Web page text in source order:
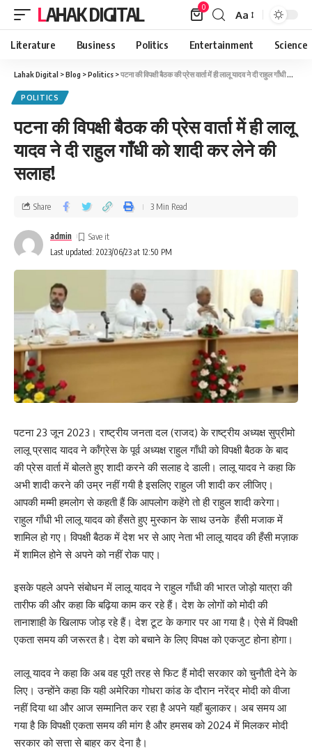
LAHAK DIGITAL 0
Aa
Literature Business Politics Entertainment Science
Lahak Digital >Blog >Politics >पटना की विपक्षी बैठक की प्रेस वार्ता में ही लालू यादव ने दी राहुल गाँधी को शादी कर लेने की सलाह!
POLITICS
पटना की विपक्षी बैठक की प्रेस वार्ता में ही लालू
यादव ने दी राहुल गाँधी को शादी कर लेने की
सलाह!
Last updated: 2023/06/23 at 12:50 PM
admin
Share 3 Min Read
पटना 23 जून 2023। राष्ट्रीय जनता दल (राजद) के राष्ट्रीय अध्यक्ष सुप्रीमो
लालू प्रसाद यादव ने कॉंग्रेस के पूर्व अध्यक्ष राहुल गाँधी को विपक्षी बैठक के बाद
की प्रेस वार्ता में बोलते हुए शादी करने की सलाह दे डाली। लालू यादव ने कहा कि
अभी शादी करने की उम्र नहीं गयी है इसलिए राहुल जी शादी कर लीजिए।
आपकी मम्मी हमलोग से कहती हैं कि आपलोग कहेंगे तो ही राहुल शादी करेगा।
राहुल गाँधी भी लालू यादव को हँसते हुए मुस्कान के साथ उनके हँसी मजाक में
शामिल हो गए। विपक्षी बैठक में देश भर से आए नेता भी लालू यादव की हँसी मज़ाक
में शामिल होने से अपने को नहीं रोक पाए।
इसके पहले अपने संबोधन में लालू यादव ने राहुल गाँधी की भारत जोड़ो यात्रा की
तारीफ की और कहा कि बढ़िया काम कर रहे हैं। देश के लोगों को मोदी की
तानाशाही के खिलाफ जोड़ रहे हैं। देश टूट के कगार पर आ गया है। ऐसे में विपक्षी
एकता समय की जरूरत है। देश को बचाने के लिए विपक्ष को एकजुट होना होगा।
लालू यादव ने कहा कि अब वह पूरी तरह से फिट हैं मोदी सरकार को चुनौती देने के
लिए। उन्होंने कहा कि यही अमेरिका गोधरा कांड के दौरान नरेंद्र मोदी को वीजा
नहीं दिया था और आज सम्मानित कर रहा है अपने यहाँ बुलाकर। अब समय आ
गया है कि विपक्षी एकता समय की मांग है और हमसब को 2024 में मिलकर मोदी
सरकार को सत्ता से बाहर कर देना है।